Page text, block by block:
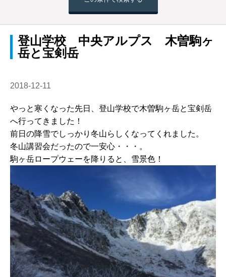
登山学校 中央アルプス 木曽駒ヶ
岳と宝剣岳
2018-12-11
やっと寒くなった先日、登山学校で木曽駒ヶ岳と宝剣岳
へ行ってきました！
前日の降雪でしっかり冬山らしくなってくれました。
冬山講習会だったので一安心・・・。
駒ヶ岳ロープウェーを降りると、雪景色！